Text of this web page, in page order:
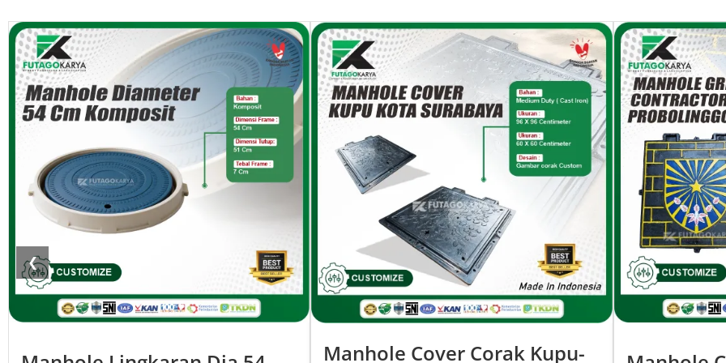
❮
Manhole Cover Corak Kupu-